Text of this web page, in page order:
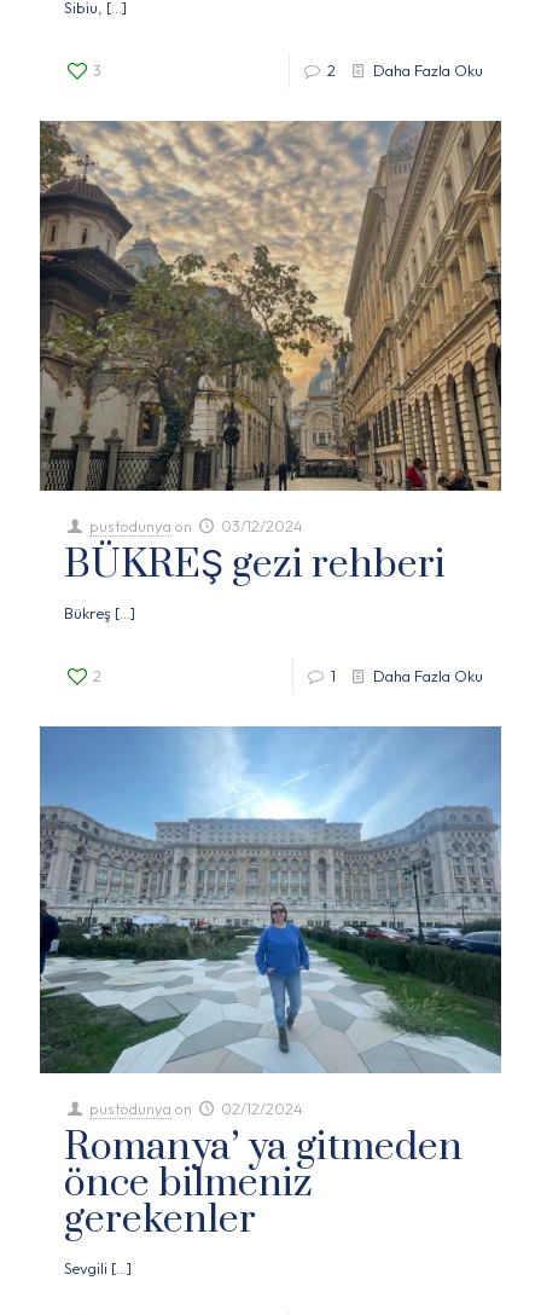
Sibiu, […]
3 2 Daha Fazla Oku
pustodunya on 03/12/2024
BÜKREŞ gezi rehberi
Bükreş […]
2 1 Daha Fazla Oku
pustodunya on 02/12/2024
Romanya’ ya gitmeden
önce bilmeniz
gerekenler
Sevgili […]